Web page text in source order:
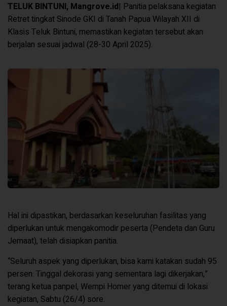
TELUK BINTUNI, Mangrove.id| Panitia pelaksana kegiatan
Retret tingkat Sinode GKI di Tanah Papua Wilayah XII di
Klasis Teluk Bintuni, memastikan kegiatan tersebut akan
berjalan sesuai jadwal (28-30 April 2025).
Hal ini dipastikan, berdasarkan keseluruhan fasilitas yang
diperlukan untuk mengakomodir peserta (Pendeta dan Guru
Jemaat), telah disiapkan panitia.
“Seluruh aspek yang diperlukan, bisa kami katakan sudah 95
persen. Tinggal dekorasi yang sementara lagi dikerjakan,”
terang ketua panpel, Wempi Homer yang ditemui di lokasi
kegiatan, Sabtu (26/4) sore.